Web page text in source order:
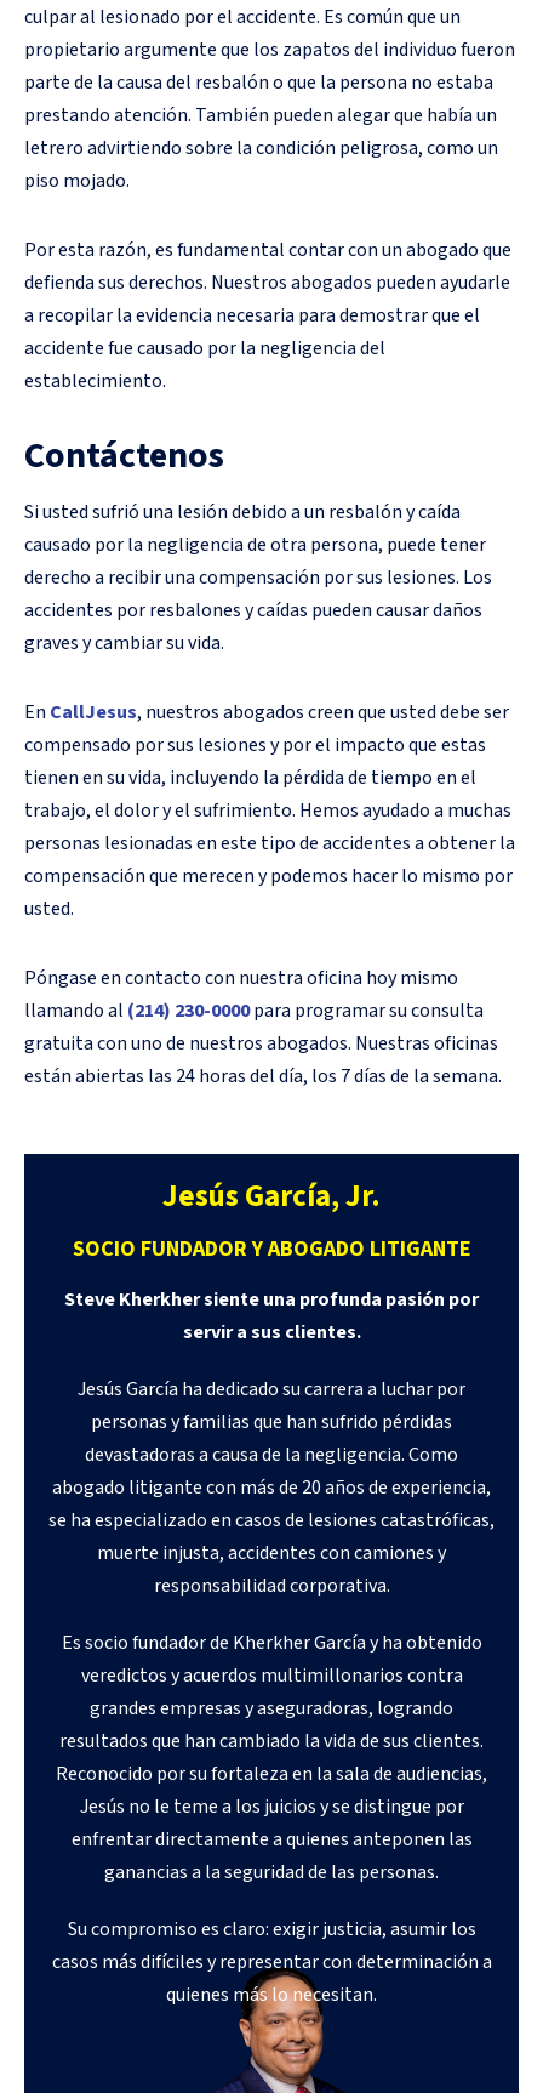
culpar al lesionado por el accidente. Es común que un
propietario argumente que los zapatos del individuo fueron
parte de la causa del resbalón o que la persona no estaba
prestando atención. También pueden alegar que había un
letrero advirtiendo sobre la condición peligrosa, como un
piso mojado.
Por esta razón, es fundamental contar con un abogado que
defienda sus derechos. Nuestros abogados pueden ayudarle
a recopilar la evidencia necesaria para demostrar que el
accidente fue causado por la negligencia del
establecimiento.
Contáctenos
Si usted sufrió una lesión debido a un resbalón y caída
causado por la negligencia de otra persona, puede tener
derecho a recibir una compensación por sus lesiones. Los
accidentes por resbalones y caídas pueden causar daños
graves y cambiar su vida.
En CallJesus, nuestros abogados creen que usted debe ser
compensado por sus lesiones y por el impacto que estas
tienen en su vida, incluyendo la pérdida de tiempo en el
trabajo, el dolor y el sufrimiento. Hemos ayudado a muchas
personas lesionadas en este tipo de accidentes a obtener la
compensación que merecen y podemos hacer lo mismo por
usted.
Póngase en contacto con nuestra oficina hoy mismo
llamando al (214) 230-0000para programar su consulta
gratuita con uno de nuestros abogados. Nuestras oficinas
están abiertas las 24 horas del día, los 7 días de la semana.
Jesús García, Jr.
SOCIO FUNDADOR Y ABOGADO LITIGANTE
Steve Kherkher siente una profunda pasión por
servir a sus clientes.
Jesús García ha dedicado su carrera a luchar por
personas y familias que han sufrido pérdidas
devastadoras a causa de la negligencia. Como
abogado litigante con más de 20 años de experiencia,
se ha especializado en casos de lesiones catastróficas,
muerte injusta, accidentes con camiones y
responsabilidad corporativa.
Es socio fundador de Kherkher García y ha obtenido
veredictos y acuerdos multimillonarios contra
grandes empresas y aseguradoras, logrando
resultados que han cambiado la vida de sus clientes.
Reconocido por su fortaleza en la sala de audiencias,
Jesús no le teme a los juicios y se distingue por
enfrentar directamente a quienes anteponen las
ganancias a la seguridad de las personas.
Su compromiso es claro: exigir justicia, asumir los
casos más difíciles y representar con determinación a
quienes más lo necesitan.